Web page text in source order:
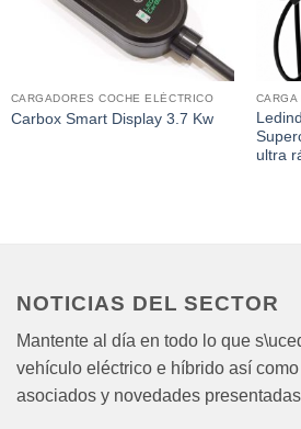
CARGADORES COCHE ELÉCTRICO
Carbox Smart Display 3.7 Kw
CARGA
ultra
NOTICIAS DEL SECTOR
Mantente al día en todo lo que
vehículo eléctrico e híbrido así
asociados y novedades